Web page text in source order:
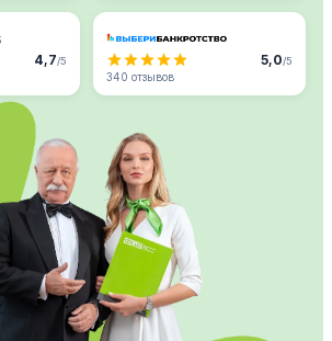
4,7/5 5,0/5
340 отзывов